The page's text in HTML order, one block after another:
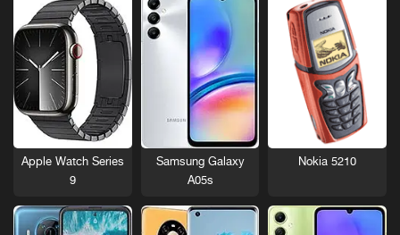
Nokia 5210
Samsung Galaxy
A05s
Apple Watch Series
9